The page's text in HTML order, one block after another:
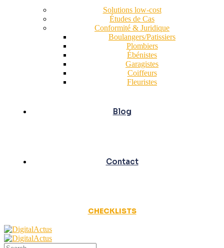
Solutions low-cost
Études de Cas
Conformité & Juridique
Boulangers/Patissiers
Plombiers
Ébénistes
Garagistes
Coiffeurs
Fleuristes
Blog
Contact
CHECKLISTS